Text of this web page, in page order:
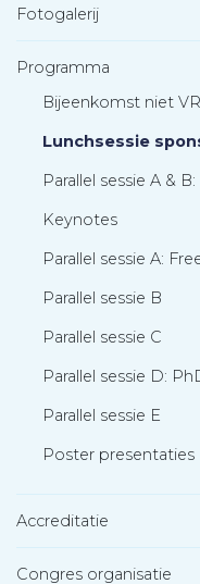
Fotogalerij
Programma
Bijeenkomst niet
Lunchsessie
Parallel sessie A &
Keynotes
Parallel sessie A:
Parallel sessie B
Parallel sessie C
Parallel sessie D:
Parallel sessie E
Poster presentaties
Accreditatie
Congres organisatie